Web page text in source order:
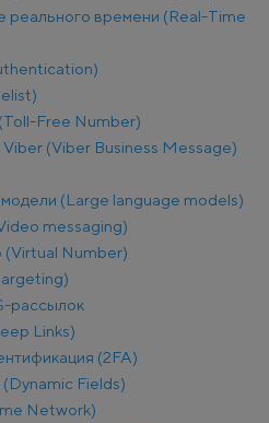
реального времени (Real-Time
Free Number)
(Viber Business Message)
(Large language models)
messaging)
(Virtual Number)
рассылок
Links)
(2FA)
Fields)
Network)